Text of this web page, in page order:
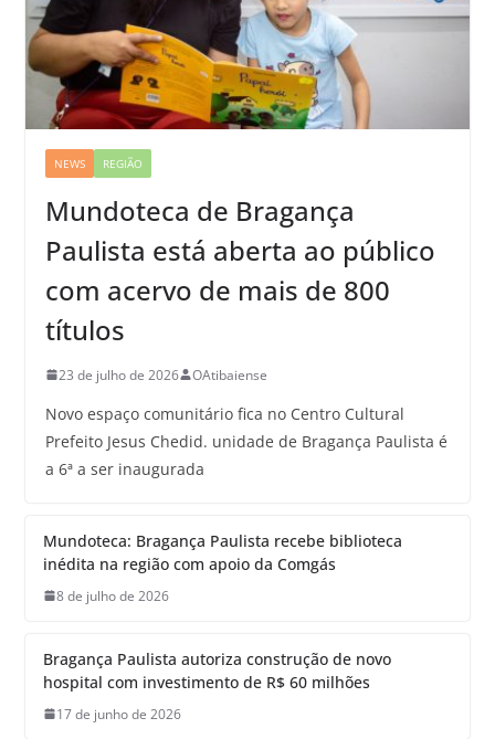
NEWS REGIÃO
Mundoteca de Bragança
Paulista está aberta ao público
com acervo de mais de 800
títulos
23 de julho de 2026 OAtibaiense
Novo espaço comunitário fica no Centro Cultural
Prefeito Jesus Chedid. unidade de Bragança Paulista é
a 6ª a ser inaugurada
Mundoteca: Bragança Paulista recebe biblioteca
inédita na região com apoio da Comgás
8 de julho de 2026
Bragança Paulista autoriza construção de novo
hospital com investimento de R$ 60 milhões
17 de junho de 2026